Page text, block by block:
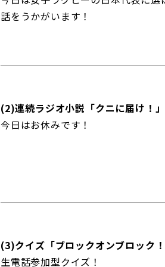
話をうかがいます！
(2)連続ラジオ小説「クニに届け！」
今日はお休みです！
(3)クイズ「ブロックオンブロック
生電話参加型クイズ！